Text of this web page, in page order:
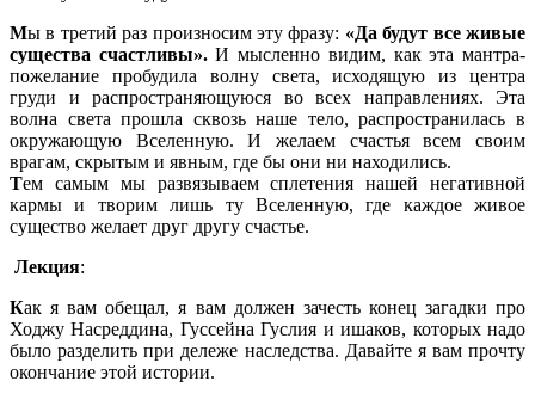
Мы в третий раз произносим эту фразу: «Да будут все живые
существа счастливы».И мысленно видим, как эта мантра-
пожелание пробудила волну света, исходящую из центра
груди и распространяющуюся во всех направлениях. Эта
волна света прошла сквозь наше тело, распространилась в
окружающую Вселенную. И желаем счастья всем своим
врагам, скрытым и явным, где бы они ни находились.
Тем самым мы развязываем сплетения нашей негативной
кармы и творим лишь ту Вселенную, где каждое живое
существо желает друг другу счастье.
Лекция:
Как я вам обещал, я вам должен зачесть конец загадки про
Ходжу Насреддина, Гуссейна Гуслия и ишаков, которых надо
было разделить при дележе наследства. Давайте я вам прочту
окончание этой истории.